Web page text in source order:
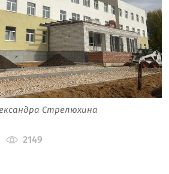
Стрелюхина
2149